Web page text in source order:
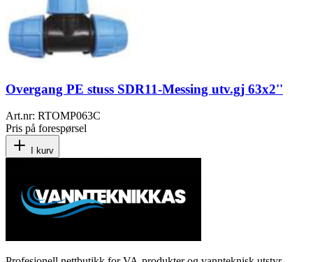
Overgang PE stuss SDR11-Messing utv.gj 63x2''
Art.nr: RTOMP063C
Pris på forespørsel
I kurv